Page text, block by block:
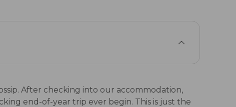
After checking into our accommodation,
end-of-year trip ever begin. This is just the